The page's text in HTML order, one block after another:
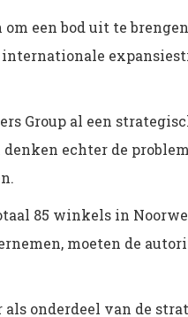
om een bod uit te
Group al een
echter de
85 winkels in
moeten de
als onderdeel van de